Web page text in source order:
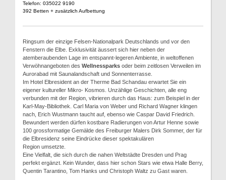
Telefon: 035022 9190
392 Betten + zusätzlich Aufbettung
Ringsum der einzige Felsen-Nationalpark Deutschlands und vor den
Fenstern die Elbe. Exklusivität äussert sich hier neben der
atemberaubenden Lage im entspannt-legeren Ambiente, in weltoffenen
Verwöhnangeboten des Wellnessparks oder beim zeitlosen Verweilen im
Aurorabad mit Saunalandschaft und Sonnenterrasse.
Im Hotel Elbresident an der Therme Bad Schandau erwartet Sie ein
eigener kultureller Mikro- Kosmos. Unzählige Geschichten, alle eng
verbunden mit der Region, vibrieren durch das Haus: zum Beispiel in der
Karl-May-Bibliothek. Carl Maria von Weber und Richard Wagner klingen
nach, Erich Wustmann taucht auf, ebenso wie Caspar David Friedrich.
Bewundert werden dürfen kostbare Radierungen von Artur Henne sowie
100 grossformatige Gemälde des Freiburger Malers Dirk Sommer, der für
die Elbresidenz seine Eindrücke dieser spektakulären
Region umsetzte.
Eine Vielfalt, die sich durch die nahen Weltstädte Dresden und Prag
perfekt ergänzt. Kein Wunder, dass hier schon Stars wie etwa Halle Berry,
Quentin Tarantino, Tom Hanks und Christoph Waltz zu Gast waren.